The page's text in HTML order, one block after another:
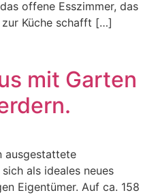
offene Esszimmer, das
Küche schafft […]
mit Garten
ausgestattete
als ideales neues
Eigentümer. Auf ca. 158